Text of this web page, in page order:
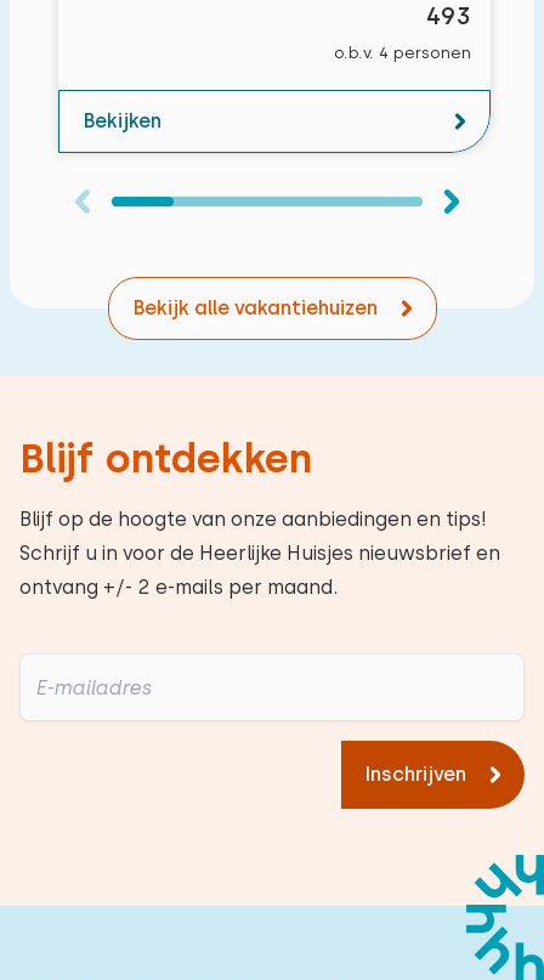
493
o.b.v. 4 personen
Bekijken
Bekijk alle vakantiehuizen
Blijf ontdekken
Blijf op de hoogte van onze aanbiedingen en tips!
Schrijf u in voor de Heerlijke Huisjes nieuwsbrief en
ontvang +/- 2 e-mails per maand.
Inschrijven